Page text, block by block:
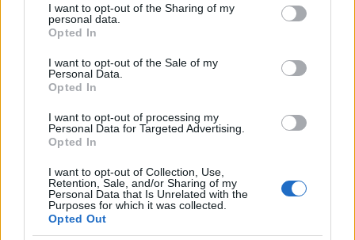
not limited to your visit or usage behaviour. You may click to
grant or deny consent to Google and its third-party tags to
use your data for below specified purposes in below Google
consent section.
I want to opt-out of the Sharing of my
personal data.
Opted In
I want to opt-out of the Sale of my
Personal Data.
Opted In
I want to opt-out of processing my
Personal Data for Targeted Advertising.
Opted In
I want to opt-out of Collection, Use,
Retention, Sale, and/or Sharing of my
Personal Data that Is Unrelated with the
Purposes for which it was collected.
Opted Out
"áldozata" Nevadában. Ilyen bábukat
használtak a robbanás hatásainak